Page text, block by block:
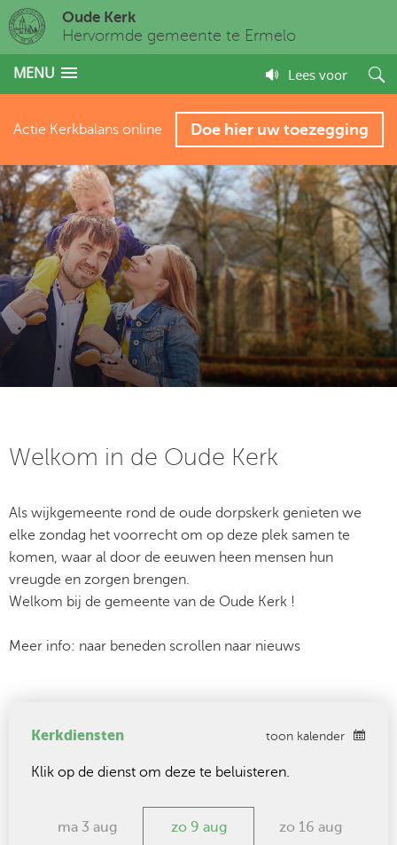
Oude Kerk
Hervormde gemeente te Ermelo
Lees voor
MENU
Actie Kerkbalans online Doe hier uw toezegging
Welkom in de Oude Kerk
Als wijkgemeente rond de oude dorpskerk genieten we
elke zondag het voorrecht om op deze plek samen te
komen, waar al door de eeuwen heen mensen hun
vreugde en zorgen brengen.
Welkom bij de gemeente van de Oude Kerk !
Meer info: naar beneden scrollen naar nieuws
Kerkdiensten toon kalender
Klik op de dienst om deze te beluisteren.
ma 3 aug zo 9 aug zo 16 aug